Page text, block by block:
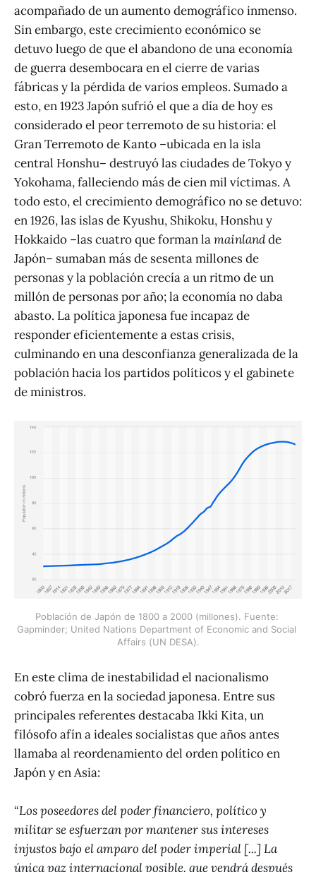
acompañado de un aumento demográfico inmenso.
Sin embargo, este crecimiento económico se
detuvo luego de que el abandono de una economía
de guerra desembocara en el cierre de varias
fábricas y la pérdida de varios empleos. Sumado a
esto, en 1923 Japón sufrió el que a día de hoy es
considerado el peor terremoto de su historia: el
Gran Terremoto de Kanto –ubicada en la isla
central Honshu– destruyó las ciudades de Tokyo y
Yokohama, falleciendo más de cien mil víctimas. A
todo esto, el crecimiento demográfico no se detuvo:
en 1926, las islas de Kyushu, Shikoku, Honshu y
Hokkaido –las cuatro que forman lamainlandde
Japón– sumaban más de sesenta millones de
personas y la población crecía a un ritmo de un
millón de personas por año; la economía no daba
abasto. La política japonesa fue incapaz de
responder eficientemente a estas crisis,
culminando en una desconfianza generalizada de la
población hacia los partidos políticos y el gabinete
de ministros.
Población de Japón de 1800 a 2000 (millones). Fuente:
Gapminder; United Nations Department of Economic and Social
Affairs (UN DESA).
En este clima de inestabilidad el nacionalismo
cobró fuerza en la sociedad japonesa. Entre sus
principales referentes destacaba Ikki Kita, un
filósofo afín a ideales socialistas que años antes
llamaba al reordenamiento del orden político en
Japón y en Asia:
“Los poseedores del poder financiero, político y
militar se esfuerzan por mantener sus intereses
injustos bajo el amparo del poder imperial [...] La
única paz internacional posible, que vendrá después